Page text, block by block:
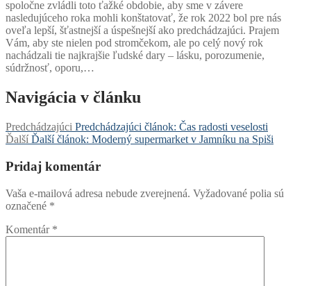
spoločne zvládli toto ťažké obdobie, aby sme v závere
nasledujúceho roka mohli konštatovať, že rok 2022 bol pre nás
oveľa lepší, šťastnejší a úspešnejší ako predchádzajúci. Prajem
Vám, aby ste nielen pod stromčekom, ale po celý nový rok
nachádzali tie najkrajšie ľudské dary – lásku, porozumenie,
súdržnosť, oporu,…
Navigácia v článku
Predchádzajúci Predchádzajúci článok: Čas radosti veselosti
Ďalší Ďalší článok: Moderný supermarket v Jamníku na Spiši
Pridaj komentár
Vaša e-mailová adresa nebude zverejnená. Vyžadované polia sú
označené *
Komentár *